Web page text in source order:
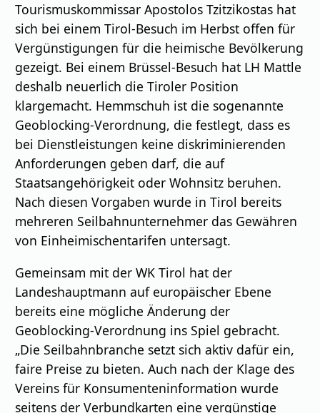
Tourismuskommissar Apostolos Tzitzikostas hat
sich bei einem Tirol-Besuch im Herbst offen für
Vergünstigungen für die heimische Bevölkerung
gezeigt. Bei einem Brüssel-Besuch hat LH Mattle
deshalb neuerlich die Tiroler Position
klargemacht. Hemmschuh ist die sogenannte
Geoblocking-Verordnung, die festlegt, dass es
bei Dienstleistungen keine diskriminierenden
Anforderungen geben darf, die auf
Staatsangehörigkeit oder Wohnsitz beruhen.
Nach diesen Vorgaben wurde in Tirol bereits
mehreren Seilbahnunternehmer das Gewähren
von Einheimischentarifen untersagt.
Gemeinsam mit der WK Tirol hat der
Landeshauptmann auf europäischer Ebene
bereits eine mögliche Änderung der
Geoblocking-Verordnung ins Spiel gebracht.
„Die Seilbahnbranche setzt sich aktiv dafür ein,
faire Preise zu bieten. Auch nach der Klage des
Vereins für Konsumenteninformation wurde
seitens der Verbundkarten eine vergünstige